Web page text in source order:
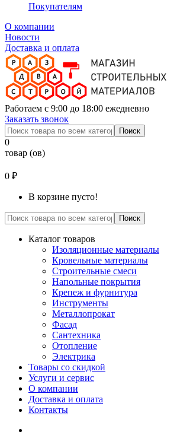
Покупателям
О компании
Новости
Доставка и оплата
Работаем с 9:00 до 18:00 ежедневно
Заказать звонок
Поиск
0
товар (ов)
0 ₽
В корзине пусто!
Поиск
Каталог товаров
Изоляционные материалы
Кровельные материалы
Строительные смеси
Напольные покрытия
Крепеж и фурнитура
Инструменты
Металлопрокат
Фасад
Сантехника
Отопление
Электрика
Товары со скидкой
Услуги и сервис
О компании
Доставка и оплата
Контакты